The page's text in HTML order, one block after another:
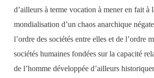
d’ailleurs à terme vocation à mener en fait à
mondialisation d’un chaos anarchique
l’ordre des sociétés entre elles et de l’ordre
sociétés humaines fondées sur la capacité
de l’homme développée d’ailleurs